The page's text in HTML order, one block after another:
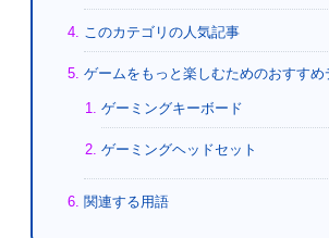
このカテゴリの人気記事
ゲームをもっと楽しむためのおすすめ
ゲーミングキーボード
ゲーミングヘッドセット
関連する用語